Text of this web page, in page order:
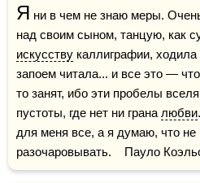
Я ни в чем не знаю меры.
искусству каллиграфии,
запоем читала... и все это —
то занят, ибо эти пробелы
пустоты, где нет ни грана любви
для меня все, а я думаю, что не
разочаровывать.    Пауло